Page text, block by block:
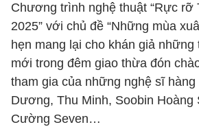
Chương trình nghệ thuật “Rực rỡ
2025” với chủ đề “Những mùa
hẹn mang lại cho khán giả
mới trong đêm giao thừa đón
tham gia của những nghệ sĩ hàng
Dương, Thu Minh, Soobin Hoàng
Cường Seven…